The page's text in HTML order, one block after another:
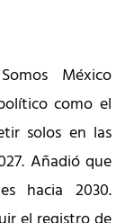
México
como el
solos en las
Añadió que
hacia 2030.